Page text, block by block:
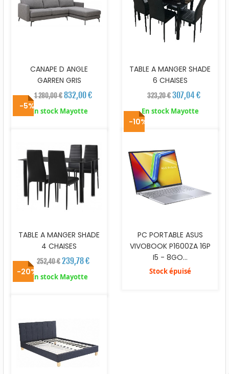
CANAPE D ANGLE
GARREN GRIS
1 280,00 € 832,00 €
En stock Mayotte
TABLE A MANGER SHADE
6 CHAISES
323,20 €307,04 €
En stock Mayotte
-5%
TABLE A MANGER SHADE
4 CHAISES
252,40 € 239,78 €
En stock Mayotte
-10%
PC PORTABLE ASUS
VIVOBOOK P1600ZA 16P
I5 - 8GO...
Stock épuisé
-20%